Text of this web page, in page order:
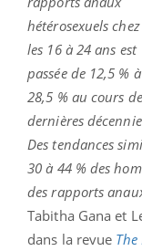
hétérosexuels chez
les 16 à 24 ans est
passée de 12,5 % à
28,5 % au cours
dernières
Des tendances
30 à 44 % des
des rapports
Tabitha Gana et
dans la revue